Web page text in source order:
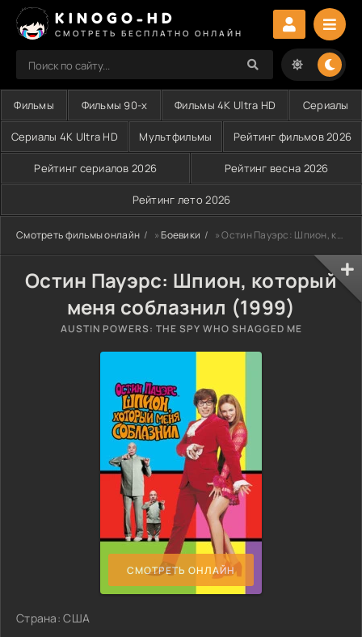
KINOGO-HD
СМОТРЕТЬ БЕСПЛАТНО ОНЛАЙН
Фильмы Фильмы 90-х Фильмы 4K Ultra HD Сериалы
Сериалы 4K Ultra HD Мультфильмы Рейтинг фильмов 2026
Рейтинг сериалов 2026 Рейтинг весна 2026
Рейтинг лето 2026
Смотреть фильмы онлайн »Боевики » Остин Пауэрс: Шпион, который меня соблазнил (1999)
Остин Пауэрс: Шпион, который
меня соблазнил (1999)
AUSTIN POWERS: THE SPY WHO SHAGGED ME
СМОТРЕТЬ ОНЛАЙН
Страна: США